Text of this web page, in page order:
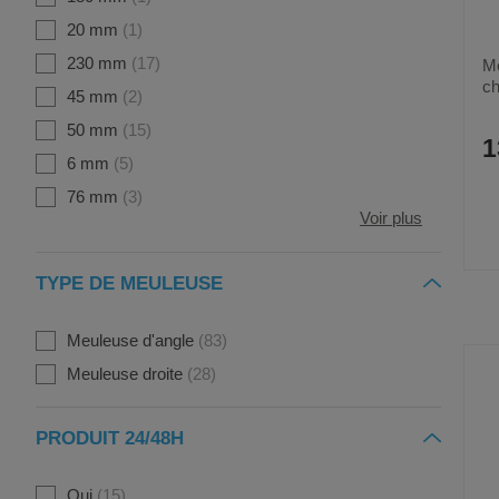
20 mm
1
230 mm
17
45 mm
2
50 mm
15
6 mm
5
76 mm
3
Voir plus
TYPE DE MEULEUSE
Meuleuse d'angle 83
Meuleuse droite 28
PRODUIT 24/48H
Oui 15